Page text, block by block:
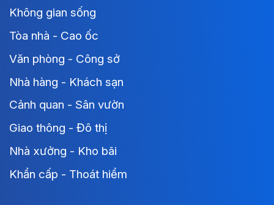
Không gian sống
Tòa nhà - Cao ốc
Văn phòng - Công sở
Nhà hàng - Khách sạn
Cảnh quan - Sân vườn
Giao thông - Đô thị
Nhà xưởng - Kho bãi
Khẩn cấp - Thoát hiểm